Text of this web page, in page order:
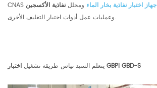
جهاز اختبار نفاذية بخار الماء ومحلل نفاذية الأكسجين
وعمليات عمل أدوات اختبار التغليف الأخرى.
يتعلم السيد نياس طريقة تشغيل اختبار GBPI GBD-S